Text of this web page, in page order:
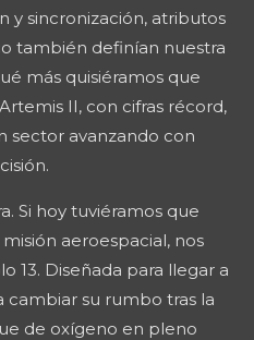
y sincronización, atributos
también definían nuestra
más quisiéramos que
II, con cifras récord,
sector avanzando con
Si hoy tuviéramos que
aeroespacial, nos
13. Diseñada para llegar a
cambiar su rumbo tras la
de oxígeno en pleno